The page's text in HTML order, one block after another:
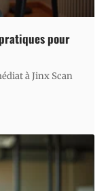
pour
à Jinx Scan